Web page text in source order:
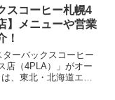
、100種類以上の魅惑
スコーヒー札幌4
】メニューや営業
！
ーバックスコーヒー
店（4PLA）」がオー
、東北・北海道エリ